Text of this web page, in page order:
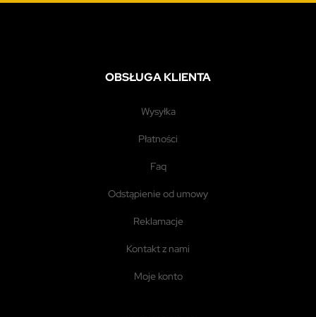
OBSŁUGA KLIENTA
wysyłka
płatności
faq
odstąpienie od umowy
reklamacje
kontakt z nami
moje konto